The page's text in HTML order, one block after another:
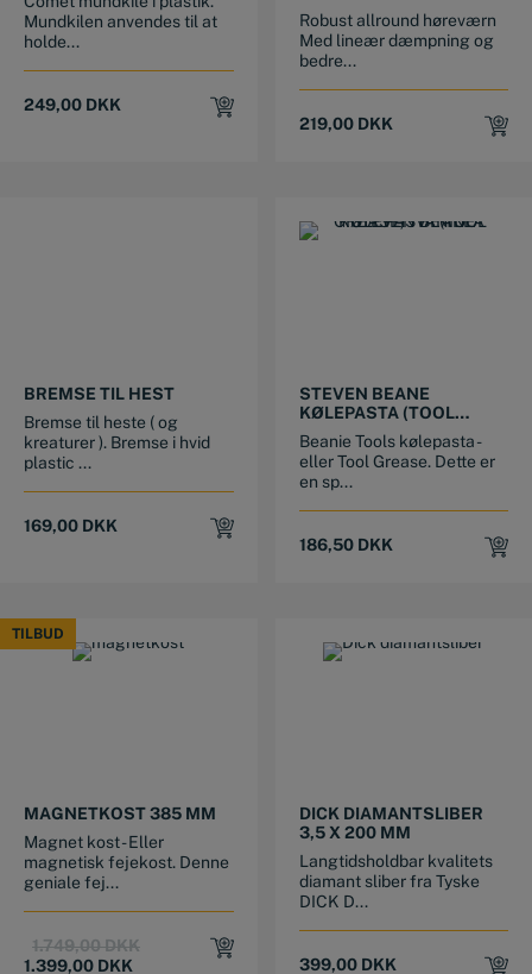
Mundkilen anvendes til at
holde...
249,00 DKK
Robust allround høreværn
Med lineær dæmpning og
bedre...
219,00 DKK
BREMSE TIL HEST
Bremse til heste ( og
kreaturer ). Bremse i hvid
plastic ...
169,00 DKK
STEVEN BEANE
KØLEPASTA (TOOL
GREASE) ”VANILLA”
Beanie Tools kølepasta -
eller Tool Grease. Dette er
en sp...
186,50 DKK
TILBUD
TILBUD
MAGNETKOST 385 MM
Magnet kost - Eller
magnetisk fejekost. Denne
geniale fej...
1.749,00DKKOriginal
1.399,00 DKK
Current
DICK DIAMANTSLIBER
3,5 X 200 MM
Langtidsholdbar kvalitets
diamant sliber fra Tyske
DICK D...
399,00 DKK